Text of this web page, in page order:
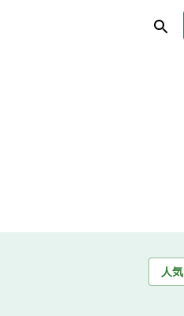
人気